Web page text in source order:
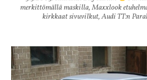
merkittömällä maskilla, Maxxlook
kirkkaat sivuvilkut, Audi TT:n